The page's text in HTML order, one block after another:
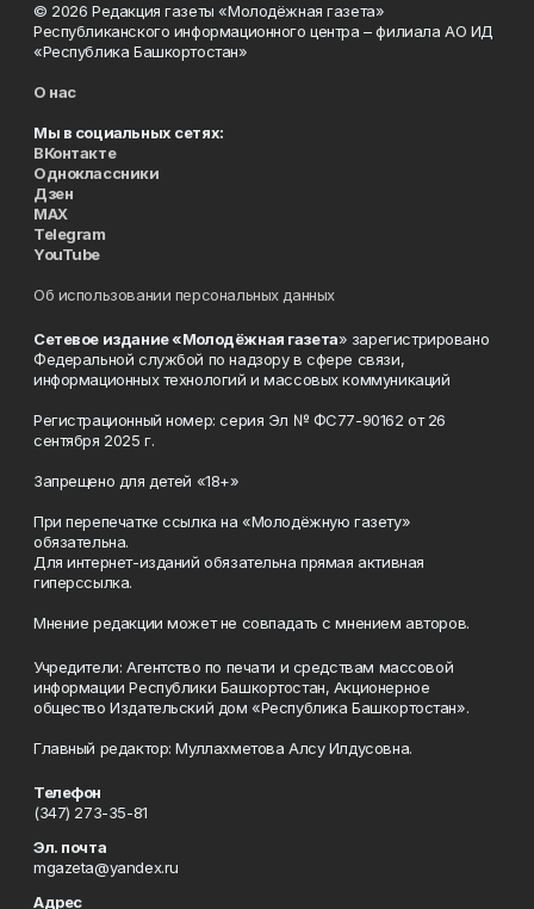
© 2026 Редакция газеты «Молодёжная газета»
Республиканского информационного центра – филиала АО ИД
«Республика Башкортостан»
О нас
Мы в социальных сетях:
ВКонтакте
Одноклассники
Дзен
MAX
Telegram
YouTube
Об использовании персональных данных
Сетевое издание «Молодёжная газета» зарегистрировано
Федеральной службой по надзору в сфере связи,
информационных технологий и массовых коммуникаций
Регистрационный номер: серия Эл № ФС77-90162 от 26
сентября 2025 г.
Запрещено для детей «18+»
При перепечатке ссылка на «Молодёжную газету»
обязательна.
Для интернет-изданий обязательна прямая активная
гиперссылка.
Мнение редакции может не совпадать с мнением авторов.
Учредители: Агентство по печати и средствам массовой
информации Республики Башкортостан, Акционерное
общество Издательский дом «Республика Башкортостан».
Главный редактор: Муллахметова Алсу Илдусовна.
Телефон
(347) 273-35-81
Эл. почта
mgazeta@yandex.ru
Адрес